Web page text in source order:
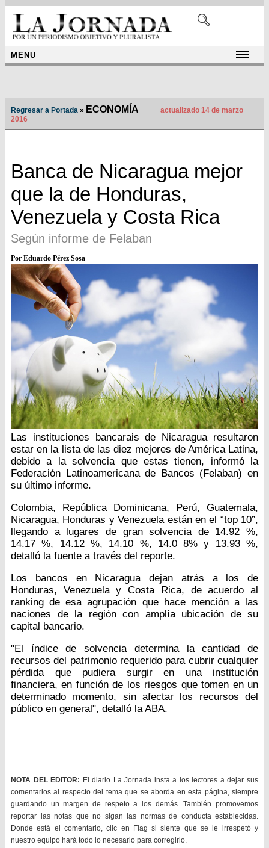
MENU
Regresar a Portada » ECONOMÍA
actualizado 14 de marzo
2016
Banca de Nicaragua mejor
que la de Honduras,
Venezuela y Costa Rica
Según informe de Felaban
Por Eduardo Pérez Sosa
Las instituciones bancarais de Nicaragua resultaron
estar en la lista de las diez mejores de América Latina,
debido a la solvencia que estas tienen, informó la
Federación Latinoamericana de Bancos (Felaban) en
su último informe.
Colombia, República Dominicana, Perú, Guatemala,
Nicaragua, Honduras y Venezuela están en el “top 10”,
llegando a lugares de gran solvencia de 14.92 %,
14.17 %, 14.12 %, 14.10 %, 14.0 8% y 13.93 %,
detalló la fuente a través del reporte.
Los bancos en Nicaragua dejan atrás a los de
Honduras, Venezuela y Costa Rica, de acuerdo al
ranking de esa agrupación que hace mención a las
naciones de la región con amplía ubicación de su
capital bancario.
"El índice de solvencia determina la cantidad de
recursos del patrimonio requerido para cubrir cualquier
pérdida que pudiera surgir en una institución
financiera, en función de los riesgos que tomen en un
determinado momento, sin afectar los recursos del
público en general", detalló la ABA.
NOTA DEL EDITOR: El diario La Jornada insta a los lectores a dejar sus
comentarios al respecto del tema que se aborda en esta página, siempre
guardando un margen de respeto a los demás. También promovemos
reportar las notas que no sigan las normas de conducta establecidas.
Donde está el comentario, clic en Flag si siente que se le irrespetó y
nuestro equipo hará todo lo necesario para corregirlo.